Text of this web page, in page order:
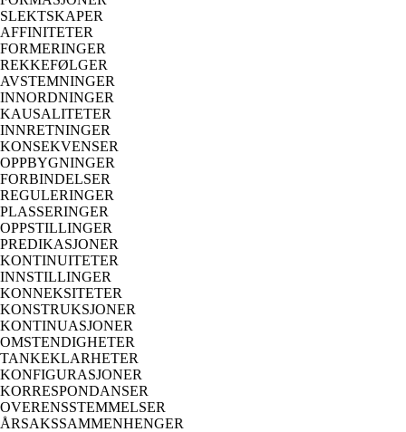
SLEKTSKAPER
AFFINITETER
FORMERINGER
REKKEFØLGER
AVSTEMNINGER
INNORDNINGER
KAUSALITETER
INNRETNINGER
KONSEKVENSER
OPPBYGNINGER
FORBINDELSER
REGULERINGER
PLASSERINGER
OPPSTILLINGER
PREDIKASJONER
KONTINUITETER
INNSTILLINGER
KONNEKSITETER
KONSTRUKSJONER
KONTINUASJONER
OMSTENDIGHETER
TANKEKLARHETER
KONFIGURASJONER
KORRESPONDANSER
OVERENSSTEMMELSER
ÅRSAKSSAMMENHENGER